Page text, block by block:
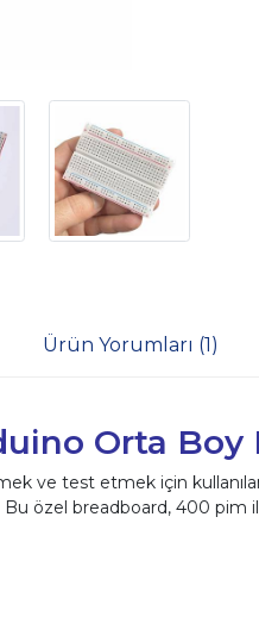
Ürün Yorumları (1)
Orta Boy
ve test etmek için
özel breadboard, 400 pim